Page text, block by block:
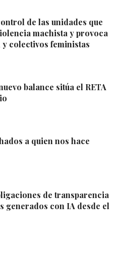
de las unidades que
machista y provoca
colectivos feministas
balance sitúa el RETA
a quien nos hace
de transparencia
generados con IA desde el